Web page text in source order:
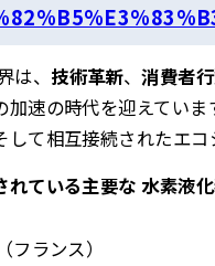
は、 技術革新、消費者
加速の時代を迎えてい
て相互接続されたエコ
ている主要な 水素液
フランス）